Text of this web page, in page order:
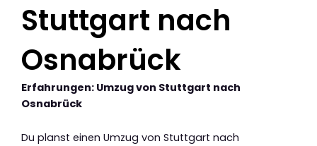
Stuttgart nach
Osnabrück
Erfahrungen: Umzug von Stuttgart nach
Osnabrück
Du planst einen Umzug von Stuttgart nach